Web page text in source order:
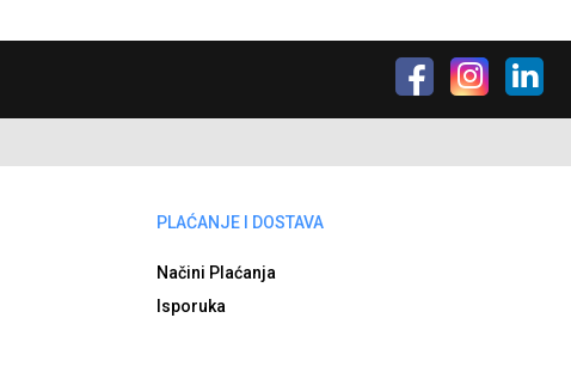
PLAĆANJE I DOSTAVA
Načini Plaćanja
Isporuka